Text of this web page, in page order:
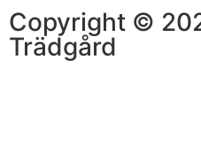
Copyright ©
Trädgård